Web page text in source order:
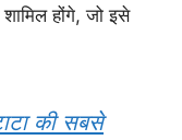
होंगे, जो इसे
की सबसे